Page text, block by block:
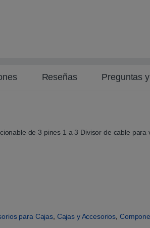
Reseñas Preguntas
de 3 pines 1 a 3 Divisor de cable
para Cajas, Cajas y Accesorios,